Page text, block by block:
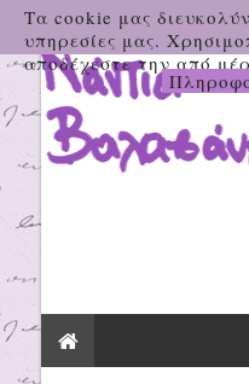
Τα cookie μας
υπηρεσίες μας.
αποδέχεστε την από